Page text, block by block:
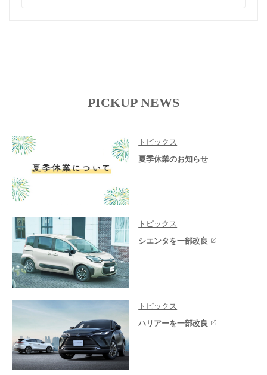
PICKUP NEWS
トピックス
夏季休業のお知らせ
トピックス
シエンタを一部改良
トピックス
ハリアーを一部改良